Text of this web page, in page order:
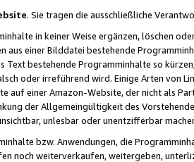
. Sie tragen die ausschließliche
in keiner Weise ergänzen, löschen
aus einer Bilddatei bestehende
Text bestehende Programminhalte so
oder irreführend wird. Einige Arten von
auf einer Amazon-Website, der nicht als
der Allgemeingültigkeit des
unlesbar oder unentzifferbar
bzw. Anwendungen, die
noch weiterverkaufen, weitergeben,